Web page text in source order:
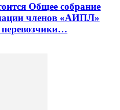
Общее собрание
членов «АИПЛ»